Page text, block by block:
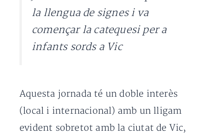
la llengua de signes i va
començar la catequesi per a
infants sords a Vic
Aquesta jornada té un doble interès
(local i internacional) amb un lligam
evident sobretot amb la ciutat de Vic,